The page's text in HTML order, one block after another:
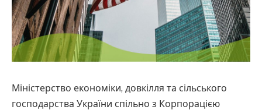
Міністерство економіки, довкілля та сільського
господарства України спільно з Корпорацією